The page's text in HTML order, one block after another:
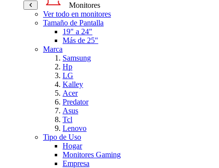
Monitores
Ver todo en monitores
Tamaño de Pantalla
19" a 24"
Más de 25"
Marca
Samsung
Hp
LG
Kalley
Acer
Predator
Asus
Tcl
Lenovo
Tipo de Uso
Hogar
Monitores Gaming
Empresa